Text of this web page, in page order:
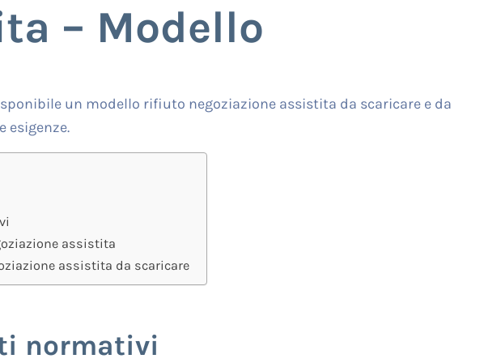
– Modello
un modello rifiuto negoziazione assistita da scaricare e da
esigenze.
assistita
assistita da scaricare
normativi